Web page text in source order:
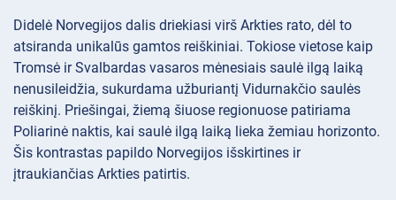
Didelė Norvegijos dalis driekiasi virš Arkties rato, dėl to
atsiranda unikalūs gamtos reiškiniai. Tokiose vietose kaip
Tromsė ir Svalbardas vasaros mėnesiais saulė ilgą laiką
nenusileidžia, sukurdama užburiantį Vidurnakčio saulės
reiškinį. Priešingai, žiemą šiuose regionuose patiriama
Poliarinė naktis, kai saulė ilgą laiką lieka žemiau horizonto.
Šis kontrastas papildo Norvegijos išskirtines ir
įtraukiančias Arkties patirtis.